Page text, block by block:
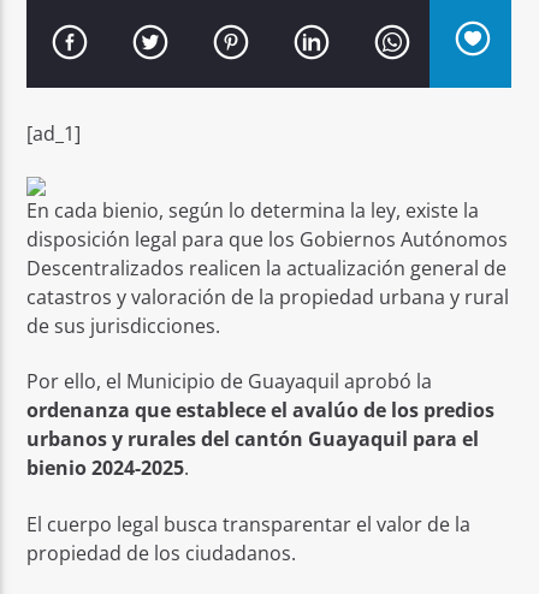
[ad_1]
En cada bienio, según lo determina la ley, existe la
disposición legal para que los Gobiernos Autónomos
Descentralizados realicen la actualización general de
catastros y valoración de la propiedad urbana y rural
de sus jurisdicciones.
Por ello, el Municipio de Guayaquil aprobó la
ordenanza que establece el avalúo de los predios
urbanos y rurales del cantón Guayaquil para el
bienio 2024-2025.
El cuerpo legal busca transparentar el valor de la
propiedad de los ciudadanos.